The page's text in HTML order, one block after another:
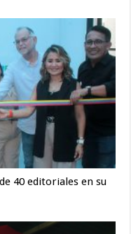
40 editoriales en su